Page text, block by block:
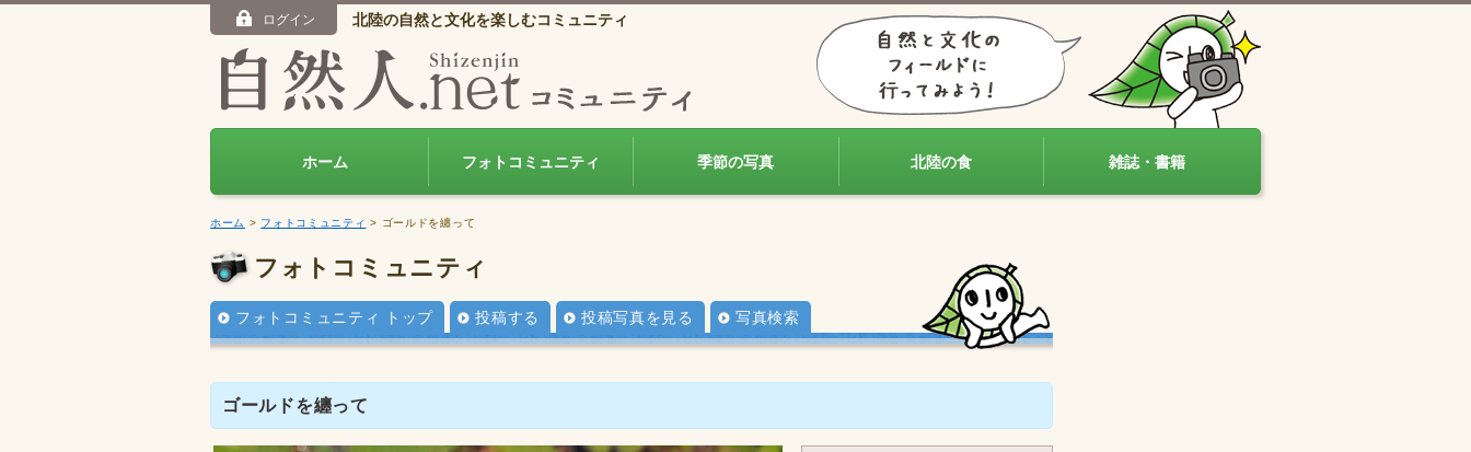
ログイン 北陸の自然と文化を楽しむコミュニティ
ホーム フォトコミュニティ 季節の写真 北陸の食 雑誌・書籍
ホーム > フォトコミュニティ > ゴールドを纏って
フォトコミュニティ
フォトコミュニティ トップ 投稿する 投稿写真を見る 写真検索
ゴールドを纏って